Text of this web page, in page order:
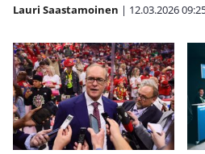
Lauri Saastamoinen | 12.03.2026